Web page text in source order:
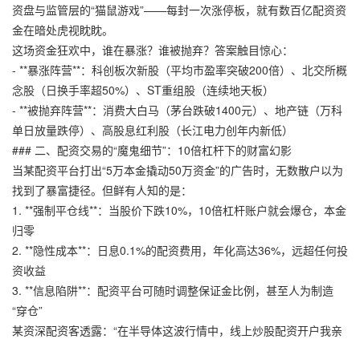
资盘与监管层的“猫鼠游戏”——每封一次涨停板，就有数百亿配资资
金在暗处虎视眈眈。
这场资金狂欢中，谁在暴涨？谁被抛弃？答案触目惊心：
- **暴涨阵营**：科创板次新股（平均市盈率突破200倍）、北交所概
念股（日换手率超50%）、ST重组股（连续地天板）
- **被抛弃阵营**：消费大白马（茅台跌破1400元）、地产链（万科
单日放量跌停）、高股息红利股（长江电力创年内新低）
### 二、配资交易的“魔鬼细节”：10倍杠杆下的财富幻影
当某配资平台打出“5万本金撬动50万资金”的广告时，无数散户以为
找到了暴富捷径。但鲜有人知的是：
1. **强制平仓线**：当股价下跌10%，10倍杠杆账户就会爆仓，本金
归零
2. **隐性成本**：日息0.1%的配资费用，年化高达36%，远超任何投
资收益
3. **信息陷阱**：配资平台可随时调整保证金比例，甚至人为制造
“穿仓”
某资深配资客透露：“在半导体这波行情中， 线上炒股配资开户我亲